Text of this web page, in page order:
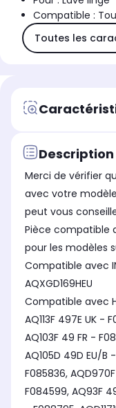
Compatible :
Toutes les
Description
Merci de vérifier
avec votre
peut vous
Pièce compatible
pour les modèles
Compatible avec
AQXGD169HEU
Compatible avec
AQ113F 497E UK -
AQ103F 49 FR -
AQ105D 49D EU/B
F085836,
F084599, AQ93F